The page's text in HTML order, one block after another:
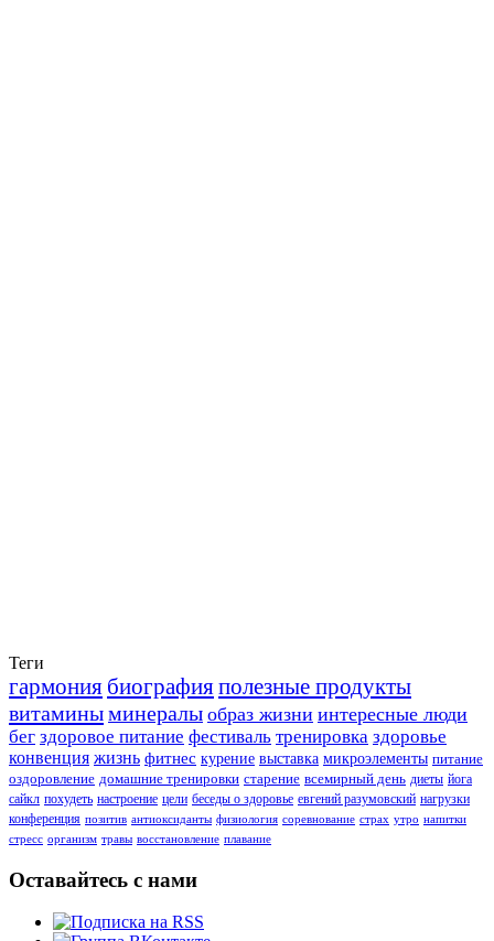
Теги
гармония биографияполезные продукты
витаминыминералы образ жизни интересные люди
бег здоровое питание фестиваль тренировка здоровье
конвенция жизнь фитнес курение выставка микроэлементы питание
оздоровление домашние тренировки старение всемирный день диеты йога
сайкл похудеть настроение цели беседы о здоровье евгений разумовский нагрузки
конференция позитив антиоксиданты физиология соревнование страх утро напитки
стресс организм травы восстановление плавание
Оставайтесь с нами